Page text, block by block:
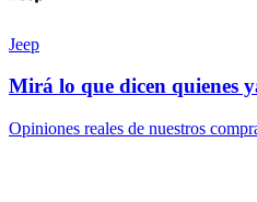
Jeep
Mirá lo que dicen quienes
Opiniones reales de nuestros